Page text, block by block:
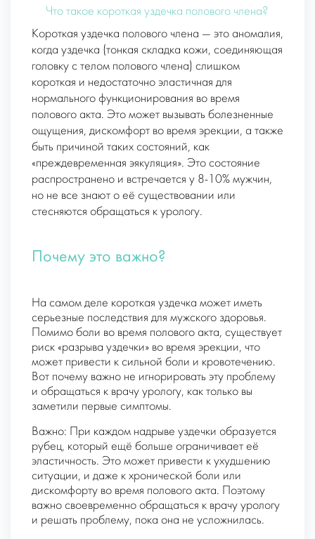
Что такое короткая уздечка полового члена?
Короткая уздечка полового члена — это аномалия,
когда уздечка (тонкая складка кожи, соединяющая
головку с телом полового члена) слишком
короткая и недостаточно эластичная для
нормального функционирования во время
полового акта. Это может вызывать болезненные
ощущения, дискомфорт во время эрекции, а также
быть причиной таких состояний, как
«преждевременная эякуляция». Это состояние
распространено и встречается у 8-10% мужчин,
но не все знают о её существовании или
стесняются обращаться к урологу.
Почему это важно?
На самом деле короткая уздечка может иметь
серьезные последствия для мужского здоровья.
Помимо боли во время полового акта, существует
риск «разрыва уздечки» во время эрекции, что
может привести к сильной боли и кровотечению.
Вот почему важно не игнорировать эту проблему
и обращаться к врачу урологу, как только вы
заметили первые симптомы.
Важно: При каждом надрыве уздечки образуется
рубец, который ещё больше ограничивает её
эластичность. Это может привести к ухудшению
ситуации, и даже к хронической боли или
дискомфорту во время полового акта. Поэтому
важно своевременно обращаться к врачу урологу
и решать проблему, пока она не усложнилась.